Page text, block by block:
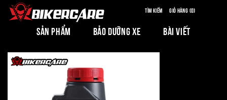
Tìm kiếm Giỏ hàng (0)
SẢN PHẨM BẢO DƯỠNG XE BÀI VIẾT